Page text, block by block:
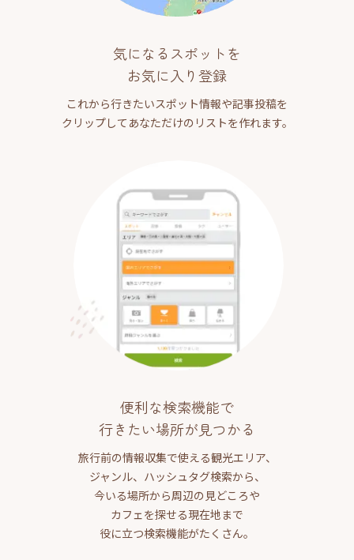
気になるスポットを
お気に入り登録
これから行きたいスポット情報や記事投稿を
クリップしてあなただけのリストを作れます。
便利な検索機能で
行きたい場所が見つかる
旅行前の情報収集で使える観光エリア、
ジャンル、ハッシュタグ検索から、
今いる場所から周辺の見どころや
カフェを探せる現在地まで
役に立つ検索機能がたくさん。